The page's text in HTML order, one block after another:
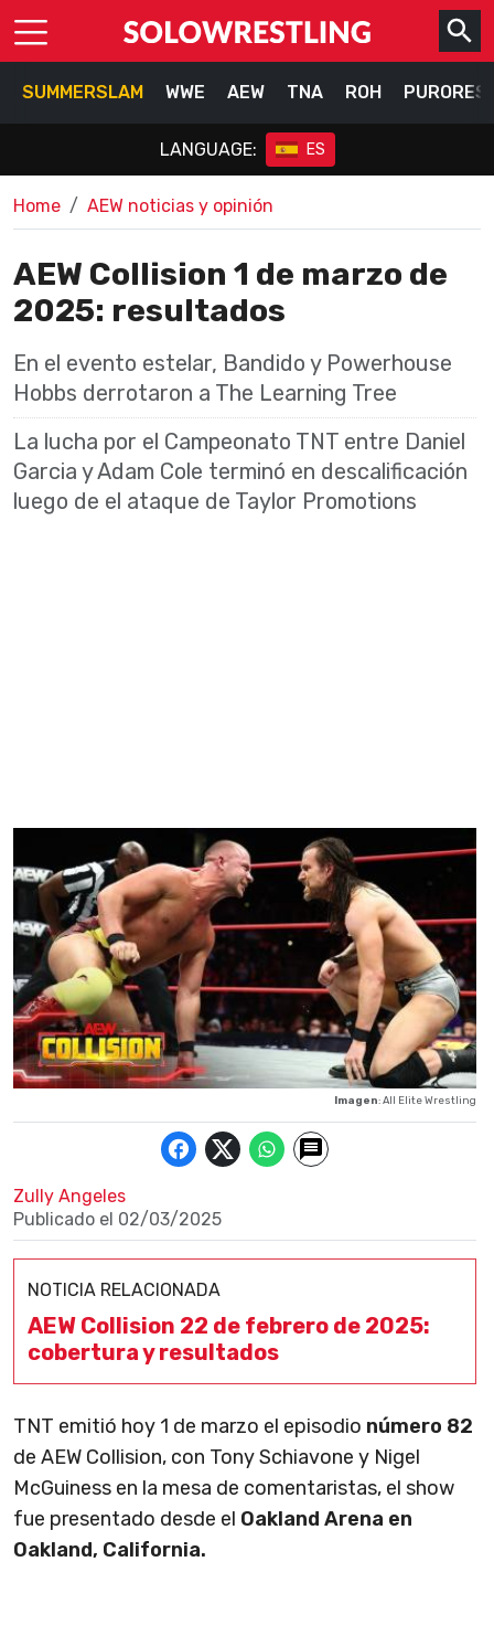
SUMMERSLAM WWE AEW TNA ROH
LANGUAGE: ES
Home AEW noticias y opinión
AEW Collision 1 de marzo de
2025: resultados
En el evento estelar, Bandido y Powerhouse
Hobbs derrotaron a The Learning Tree
La lucha por el Campeonato TNT entre Daniel
Garcia y Adam Cole terminó en descalificación
luego de el ataque de Taylor Promotions
Imagen: All Elite Wrestling
Zully Angeles
Publicado el 02/03/2025
NOTICIA RELACIONADA
AEW Collision 22 de febrero de 2025:
cobertura y resultados
TNT emitió hoy 1 de marzo el episodio número 82
de AEW Collision, con Tony Schiavone y Nigel
McGuiness en la mesa de comentaristas, el show
fue presentado desde el Oakland Arena en
Oakland, California.